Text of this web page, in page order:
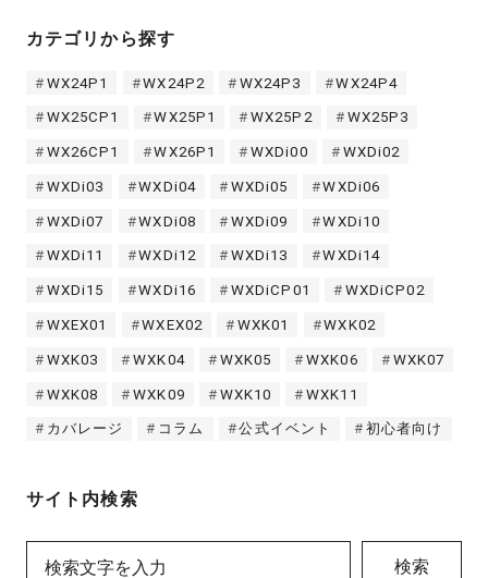
カテゴリから探す
WX24P1 WX24P2 WX24P3 WX24P4
WX25CP1 WX25P1 WX25P2 WX25P3
WX26CP1 WX26P1 WXDi00 WXDi02
WXDi03 WXDi04 WXDi05 WXDi06
WXDi07 WXDi08 WXDi09 WXDi10
WXDi11 WXDi12 WXDi13 WXDi14
WXDi15 WXDi16 WXDiCP01 WXDiCP02
WXEX01 WXEX02 WXK01 WXK02
WXK03 WXK04 WXK05 WXK06 WXK07
WXK08 WXK09 WXK10 WXK11
カバレージ コラム 公式イベント 初心者向け
サイト内検索
検索